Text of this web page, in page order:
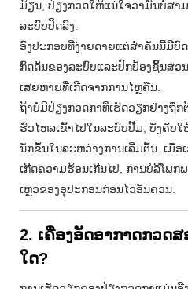
ມ້ຽນ, ປ່ຽງກວດໃຫ້ແນ່ໃຈວ່າມັນບໍ່ສາ
ລະບົບປິດລົງ.
ອົງປະກອບທີ່ງ່າຍດາຍແຕ່ສໍາຄັນນີ້ມີບົ
ກົດດັນຂອງລະບົບແລະປົກປ້ອງຊິ້ນສ່ວ
ເສຍຫາຍທີ່ເກີດຈາກການໄຫຼຄືນ.
ຖ້າບໍ່ມີປ່ຽງກວດກາທີ່ເຮັດວຽກຢ່າງຖື
ຮົ່ວໄຫລເຂົ້າໄປໃນລະບົບປັ໊ມ, ບັງຄັບ
ນັກຂຶ້ນໃນລະຫວ່າງການເລີ່ມຕົ້ນ. ເມື່ອ
ເກີດຄວາມຮ້ອນເກີນໄປ, ການບໍລິໂພ
ເຫຼວຂອງອຸປະກອນກ່ອນໄວອັນຄວນ.
2. ເຄື່ອງອັດອາກາດກວດ
ໃດ?